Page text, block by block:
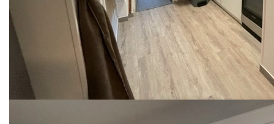
Description
Réf : 1316
L'agence FSImmobilier - Centre ville de Saint leu la forêt et
proche de la gare - vous propose une maison meublée, en
copropriété, comprenant une cuisine avec un coin repas et
un sellier, un chambre avec salle de bains et wc, un salon